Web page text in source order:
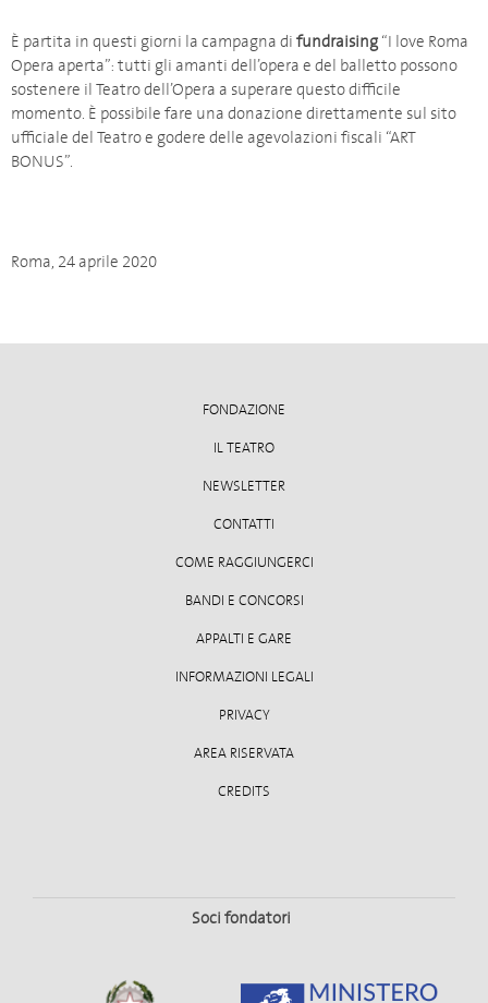
È partita in questi giorni la campagna di fundraising “I love Roma
Opera aperta”: tutti gli amanti dell’opera e del balletto possono
sostenere il Teatro dell’Opera a superare questo difficile
momento. È possibile fare una donazione direttamente sul sito
ufficiale del Teatro e godere delle agevolazioni fiscali “ART
BONUS”.
Roma, 24 aprile 2020
FONDAZIONE
IL TEATRO
NEWSLETTER
CONTATTI
COME RAGGIUNGERCI
BANDI E CONCORSI
APPALTI E GARE
INFORMAZIONI LEGALI
PRIVACY
AREA RISERVATA
CREDITS
Soci fondatori